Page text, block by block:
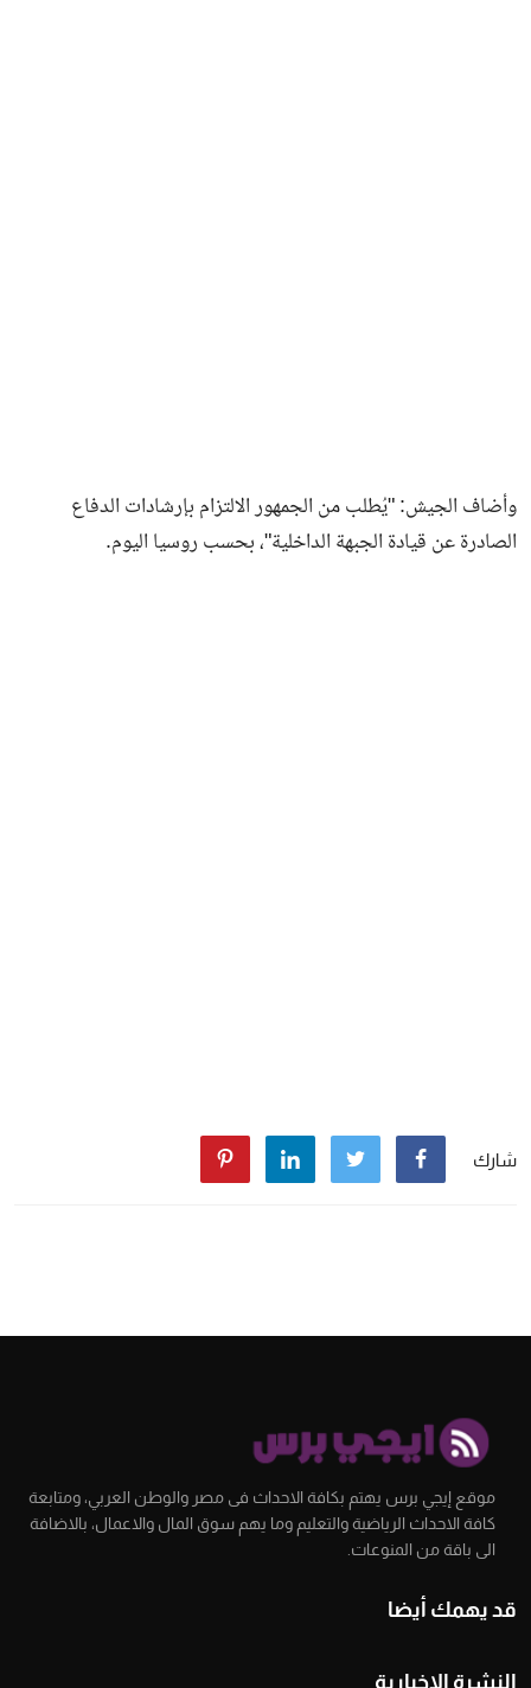
وأضاف الجيش: "يُطلب من الجمهور الالتزام بإرشادات الدفاع
الصادرة عن قيادة الجبهة الداخلية"، بحسب روسيا اليوم.
شارك
موقع إيجي برس يهتم بكافة الاحداث فى مصر والوطن العربي، ومتابعة
كافة الاحداث الرياضية والتعليم وما يهم سوق المال والاعمال، بالاضافة
الى باقة من المنوعات.
قد يهمك أيضا
النشرة الإخبارية